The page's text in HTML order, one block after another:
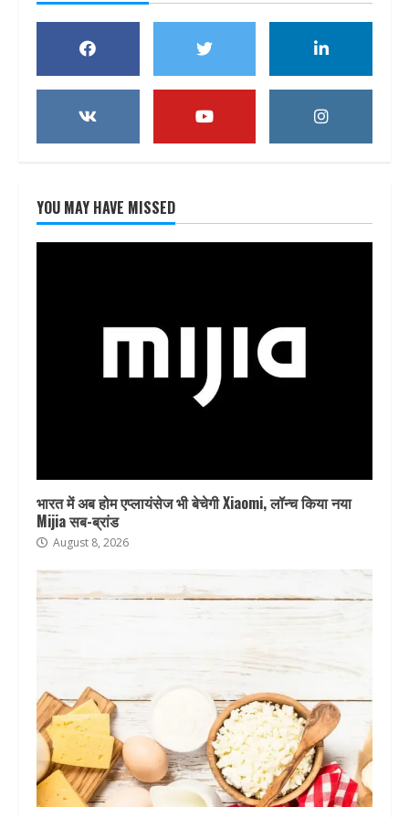
YOU MAY HAVE MISSED
भारत में अब होम एप्लायंसेज भी बेचेगी Xiaomi, लॉन्च किया नया
Mijia सब-ब्रांड
August 8, 2026